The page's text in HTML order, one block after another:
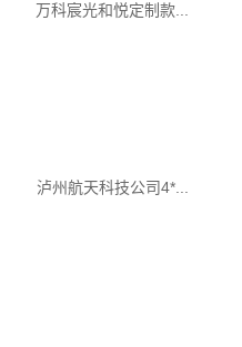
万科宸光和悦定制款...
泸州航天科技公司4*...